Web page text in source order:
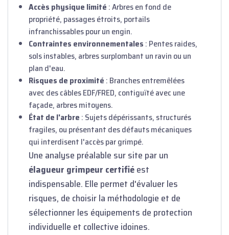
Accès physique limité : Arbres en fond de
propriété, passages étroits, portails
infranchissables pour un engin.
Contraintes environnementales : Pentes raides,
sols instables, arbres surplombant un ravin ou un
plan d'eau.
Risques de proximité : Branches entremêlées
avec des câbles EDF/FRED, contiguïté avec une
façade, arbres mitoyens.
État de l'arbre : Sujets dépérissants, structurés
fragiles, ou présentant des défauts mécaniques
qui interdisent l'accès par grimpé.
Une analyse préalable sur site par un
élagueur grimpeur certifiéest
indispensable. Elle permet d'évaluer les
risques, de choisir la méthodologie et de
sélectionner les équipements de protection
individuelle et collective idoines.